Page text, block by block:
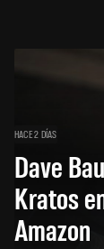
HACE 2 DÍAS
Dave
Kratos
Amazon